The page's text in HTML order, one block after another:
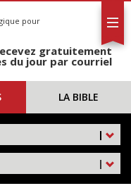
pour
gratuitement
du jour par courriel
LA BIBLE
|
|